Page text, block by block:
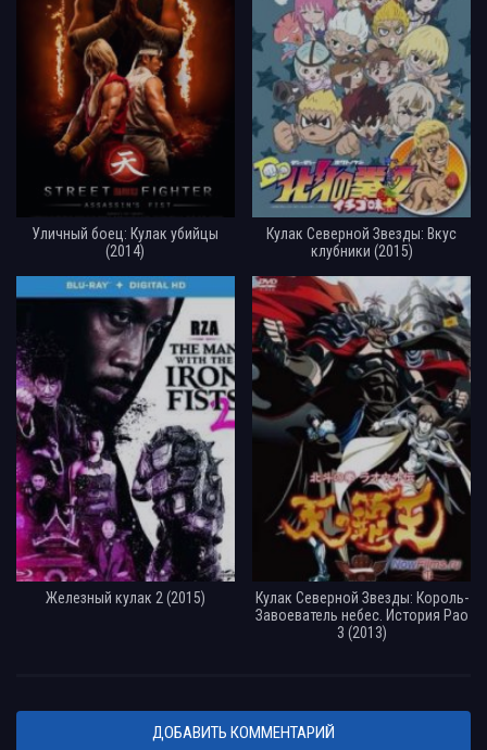
Уличный боец: Кулак убийцы
(2014)
Кулак Северной Звезды: Вкус
клубники (2015)
Железный кулак 2 (2015)
Кулак Северной Звезды: Король-
Завоеватель небес. История Рао
3 (2013)
ДОБАВИТЬ КОММЕНТАРИЙ